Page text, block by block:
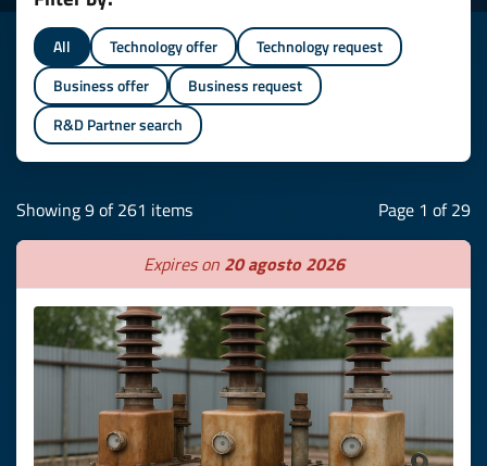
All Technology offer
Technology request
Business offer
Business request
R&D Partner search
Showing 9 of 261 items Page 1 of 29
Expires on 20 agosto 2026